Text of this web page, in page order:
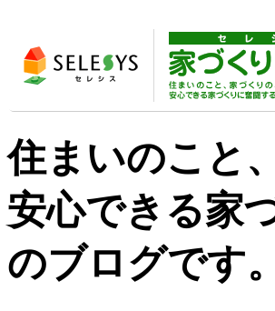
住まいのこと
安心できる家
のブログです。